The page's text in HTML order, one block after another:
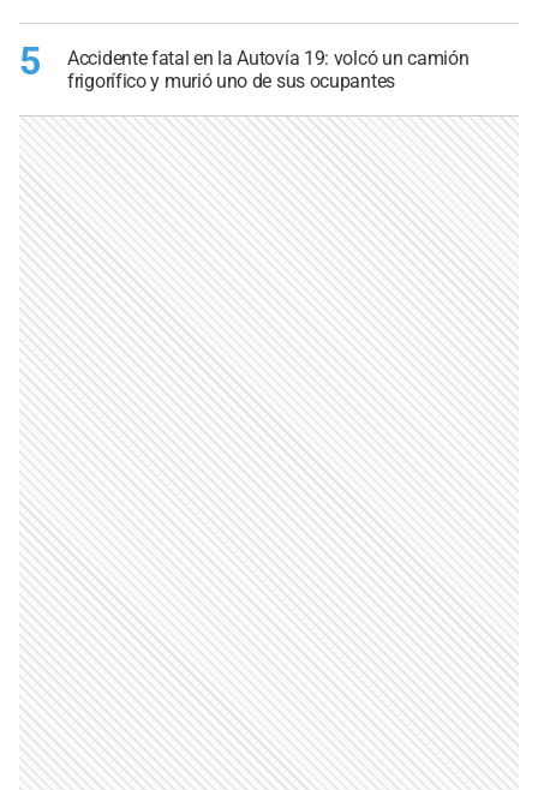
5
Accidente fatal en la Autovía 19: volcó un camión
frigorífico y murió uno de sus ocupantes